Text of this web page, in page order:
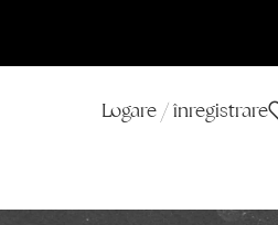
Logare / înregistrare